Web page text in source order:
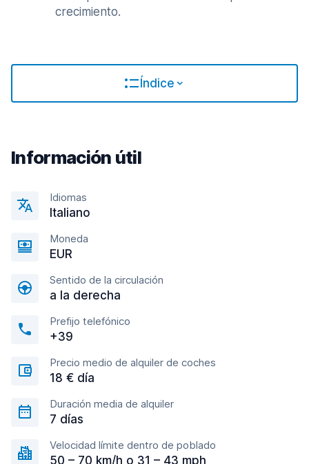
crecimiento.
Índice
Información útil
Idiomas
Italiano
Moneda
EUR
Sentido de la circulación
a la derecha
Prefijo telefónico
+39
Precio medio de alquiler de coches
18 € día
Duración media de alquiler
7 días
Velocidad límite dentro de poblado
50 – 70 km/h o 31 – 43 mph